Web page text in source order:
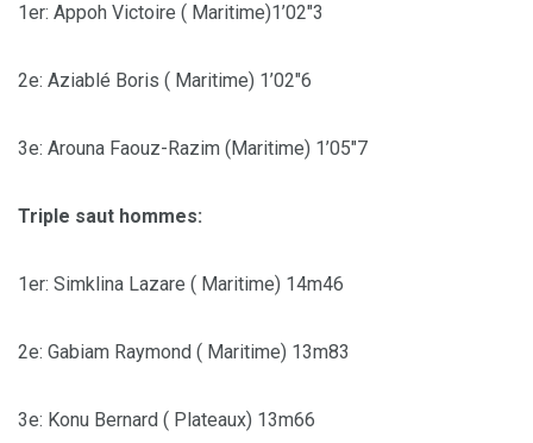
1er: Appoh Victoire ( Maritime)1’02″3
2e: Aziablé Boris ( Maritime) 1’02″6
3e: Arouna Faouz-Razim (Maritime) 1’05″7
Triple saut hommes:
1er: Simklina Lazare ( Maritime) 14m46
2e: Gabiam Raymond ( Maritime) 13m83
3e: Konu Bernard ( Plateaux) 13m66